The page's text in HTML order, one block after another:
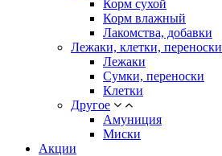
Корм сухой
Корм влажный
Лакомства, добавки
Лежаки, клетки, переноски
Лежаки
Сумки, переноски
Клетки
Другое
Амуниция
Миски
Акции